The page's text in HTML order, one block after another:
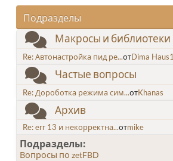
Подразделы
Макросы и библиотеки
Re: Автонастройка пид ре...отDima Haus1
Частые вопросы
Re: Дороботка режима сим...отKhanas
Архив
Re: err 13 и некорректна...отmike
Подразделы
Вопросы по zetFBD